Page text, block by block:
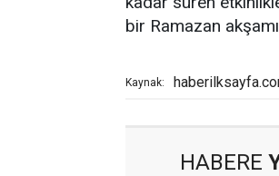
bir Ramazan
Kaynak:
HABERE